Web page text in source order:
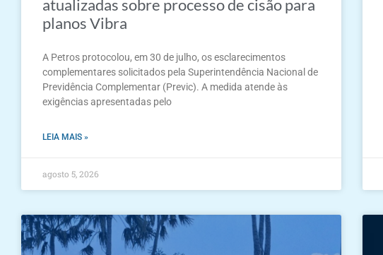
atualizadas sobre processo de cisão para
planos Vibra
A Petros protocolou, em 30 de julho, os esclarecimentos
complementares solicitados pela Superintendência Nacional de
Previdência Complementar (Previc). A medida atende às
exigências apresentadas pelo
LEIA MAIS »
agosto 5, 2026